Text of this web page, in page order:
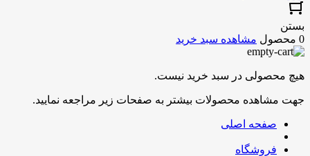
بستن
0 محصول
مشاهده سبد خرید
هیچ محصولی در سبد خرید نیست.
جهت مشاهده محصولات بیشتر به صفحات زیر مراجعه نمایید.
صفحه اصلی
فروشگاه